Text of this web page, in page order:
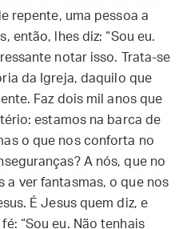
repente, uma pessoa a
então, lhes diz: “Sou eu.
notar isso. Trata-se
da Igreja, daquilo que
Faz dois mil anos que
estamos na barca de
o que nos conforta no
A nós, que no
a ver fantasmas, o que nos
É Jesus quem diz, e
“Sou eu. Não tenhais